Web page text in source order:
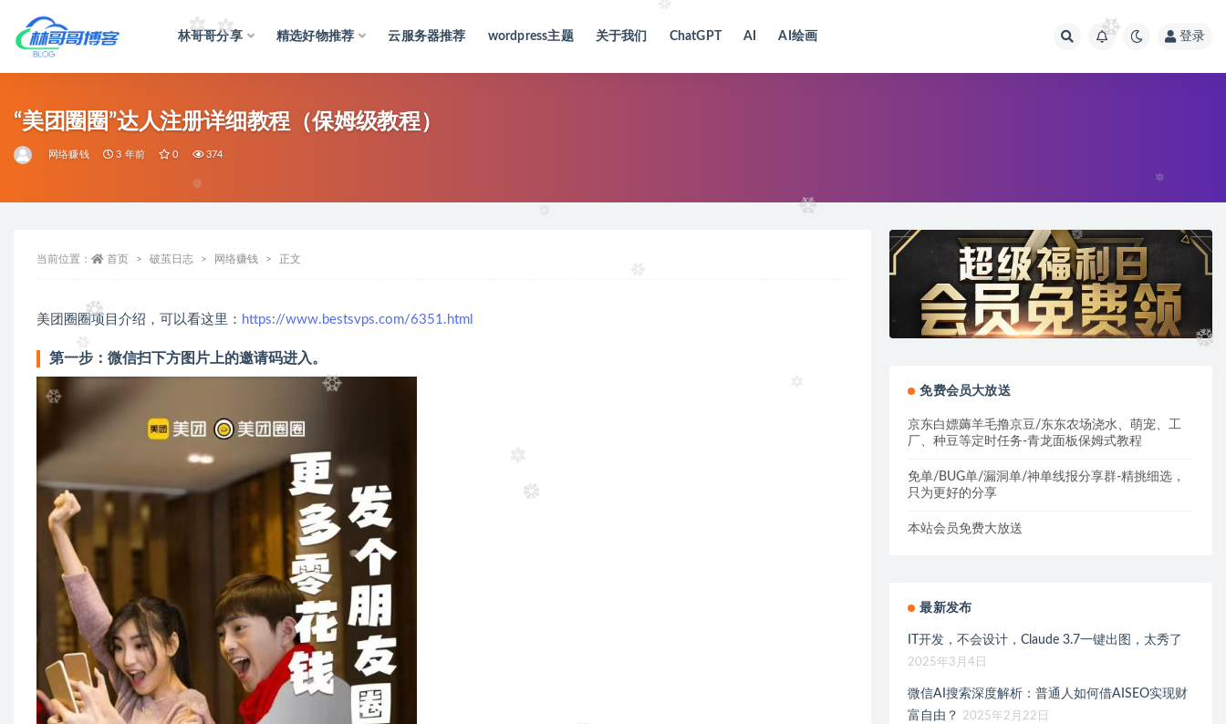
林哥哥分享 精选好物推荐 云服务器推荐 wordpress主题 关于我们 ChatGPT AI AI绘画 登录
“美团圈圈”达人注册详细教程（保姆级教程）
网络赚钱 3 年前 0 374
当前位置： 首页 破茧日志 网络赚钱 正文
美团圈圈项目介绍，可以看这里： https://www.bestsvps.com/6351.html
第一步：微信扫下方图片上的邀请码进入。
免费会员大放送
京东白嫖薅羊毛撸京豆/东东农场浇水、萌宠、工
厂、种豆等定时任务-青龙面板保姆式教程
免单/BUG单/漏洞单/神单线报分享群-精挑细选，
只为更好的分享
本站会员免费大放送
最新发布
IT开发，不会设计，Claude 3.7一键出图，太秀了
2025年3月4日
微信AI搜索深度解析：普通人如何借AISEO实现财
富自由？
2025年2月22日